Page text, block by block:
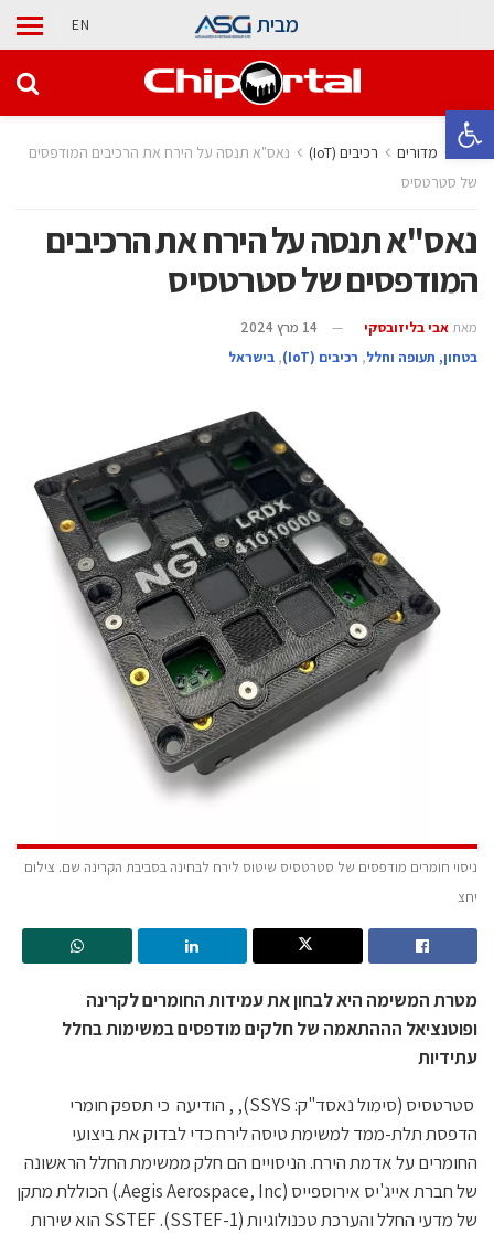
פתח סרגל נגישות
מבית EN
בית מדורים ‫רכיבים‬ (IoT)
נאס"א תנסה על הירח את הרכיבים המודפסים
של סטרטסיס
נאס"א תנסה על הירח את הרכיבים
המודפסים של סטרטסיס
מאת אבי בליזובסקי
14 מרץ 2024
בטחון, תעופה וחלל, ‫רכיבים‬ (IoT) , בישראל
ניסוי חומרים מודפסים של סטרטסיס שיטוס לירח לבחינה בסביבת הקרינה שם. צילום
יחצ
מטרת המשימה היא לבחון את עמידות החומרים לקרינה
ופוטנציאל הההתאמה של חלקים מודפסים במשימות בחלל
עתידיות
סטרטסיס (סימול נאסד"ק: SSYS), , הודיעה כי תספק חומרי
הדפסת תלת-ממד למשימת טיסה לירח כדי לבדוק את ביצועי
החומרים על אדמת הירח. הניסויים הם חלק ממשימת החלל הראשונה
של חברת אייג'יס אירוספייס (Aegis Aerospace, Inc.) הכוללת מתקן
של מדעי החלל והערכת טכנולוגיות (SSTEF-1). SSTEF הוא שירות